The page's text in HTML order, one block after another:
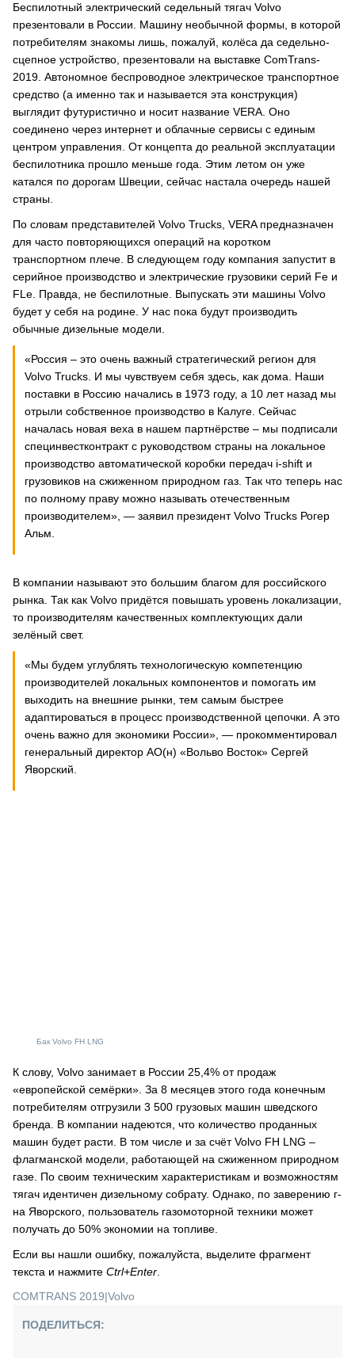
Беспилотный электрический седельный тягач Volvo
презентовали в России. Машину необычной формы, в которой
потребителям знакомы лишь, пожалуй, колёса да седельно-
сцепное устройство, презентовали на выставке ComTrans-
2019. Автономное беспроводное электрическое транспортное
средство (а именно так и называется эта конструкция)
выглядит футуристично и носит название VERA. Оно
соединено через интернет и облачные сервисы с единым
центром управления. От концепта до реальной эксплуатации
беспилотника прошло меньше года. Этим летом он уже
катался по дорогам Швеции, сейчас настала очередь нашей
страны.
По словам представителей Volvo Trucks, VERA предназначен
для часто повторяющихся операций на коротком
транспортном плече. В следующем году компания запустит в
серийное производство и электрические грузовики серий Fe и
FLe. Правда, не беспилотные. Выпускать эти машины Volvo
будет у себя на родине. У нас пока будут производить
обычные дизельные модели.
«Россия – это очень важный стратегический регион для
Volvo Trucks. И мы чувствуем себя здесь, как дома. Наши
поставки в Россию начались в 1973 году, а 10 лет назад мы
отрыли собственное производство в Калуге. Сейчас
началась новая веха в нашем партнёрстве – мы подписали
специнвестконтракт с руководством страны на локальное
производство автоматической коробки передач i-shift и
грузовиков на сжиженном природном газ. Так что теперь нас
по полному праву можно называть отечественным
производителем», — заявил президент Volvo Trucks Рогер
Альм.
В компании называют это большим благом для российского
рынка. Так как Volvo придётся повышать уровень локализации,
то производителям качественных комплектующих дали
зелёный свет.
«Мы будем углублять технологическую компетенцию
производителей локальных компонентов и помогать им
выходить на внешние рынки, тем самым быстрее
адаптироваться в процесс производственной цепочки. А это
очень важно для экономики России», — прокомментировал
генеральный директор АО(н) «Вольво Восток» Сергей
Яворский.
Бак Volvo FH LNG
К слову, Volvo занимает в России 25,4% от продаж
«европейской семёрки». За 8 месяцев этого года конечным
потребителям отгрузили 3 500 грузовых машин шведского
бренда. В компании надеются, что количество проданных
машин будет расти. В том числе и за счёт Volvo FH LNG –
флагманской модели, работающей на сжиженном природном
газе. По своим техническим характеристикам и возможностям
тягач идентичен дизельному собрату. Однако, по заверению г-
на Яворского, пользователь газомоторной техники может
получать до 50% экономии на топливе.
Если вы нашли ошибку, пожалуйста, выделите фрагмент
текста и нажмите Ctrl+Enter
COMTRANS 2019|Volvo
ПОДЕЛИТЬСЯ: